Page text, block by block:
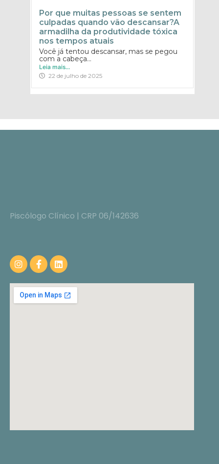
Por que muitas pessoas se sentem
culpadas quando vão descansar?A
armadilha da produtividade tóxica
nos tempos atuais
Você já tentou descansar, mas se pegou
com a cabeça...
Leia mais...
22 de julho de 2025
Piscólogo Clínico | CRP 06/142636